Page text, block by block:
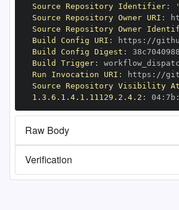
Source Repository Identifier:
Source Repository Owner URI :
Source Repository Owner
Build Config URI : https : //
Build Config Digest :
Build Trigger:
Run Invocation URI : https :
Source Repository Visibility
1.3.6.1.4.1.11129.2.4.2 : 04: 7b :
Raw Body
Verification